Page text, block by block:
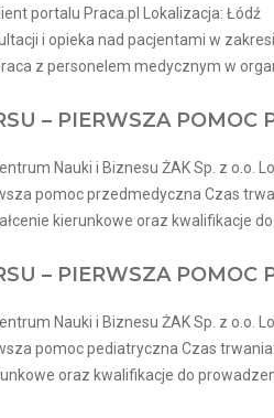
portalu Praca.pl Lokalizacja: Łódź
i opieka nad pacjentami w
z personelem medycznym w
– PIERWSZA POMOC
Nauki i Biznesu ŻAK Sp. z o.o.
pomoc przedmedyczna Czas
kierunkowe oraz kwalifikacje do
– PIERWSZA POMOC
Nauki i Biznesu ŻAK Sp. z o.o.
pomoc pediatryczna Czas
oraz kwalifikacje do